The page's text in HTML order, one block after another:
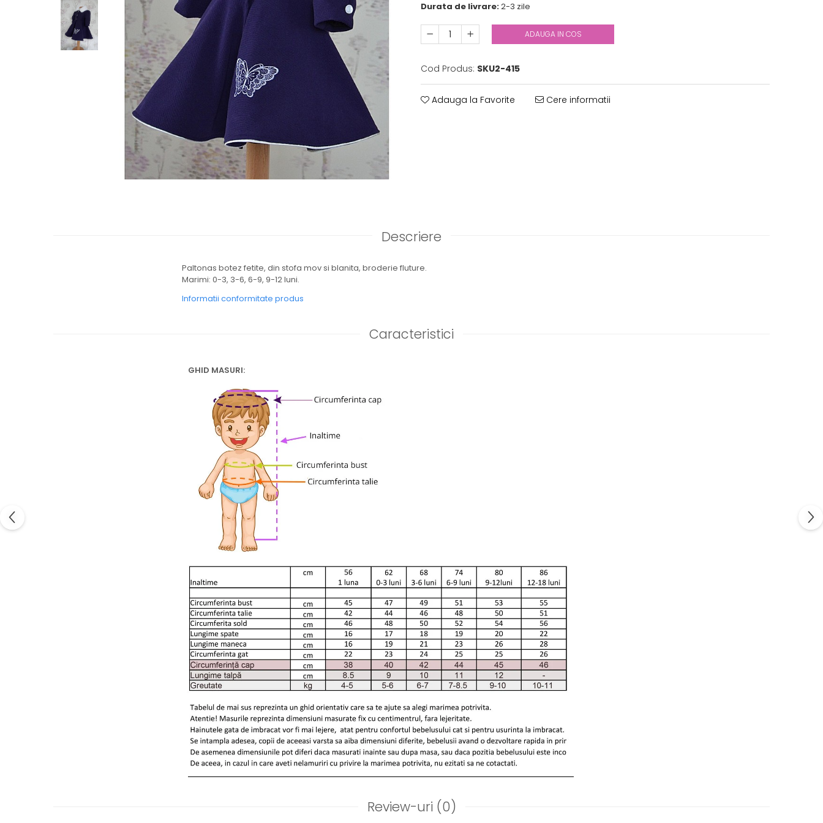
Cercei de aur lungi cu lant
Cercei din aur tortite
Cercei din aur alb
Cercei aur cu surub
Durata de livrare:2-3 zile
ADAUGA IN COS
Cod Produs: SKU2-415
Adauga la Favorite Cere informatii
Descriere
Paltonas botez fetite, din stofa mov si blanita, broderie fluture.
Marimi: 0-3, 3-6, 6-9, 9-12 luni.
Informatii conformitate produs
Caracteristici
GHID MASURI:
Review-uri (0)